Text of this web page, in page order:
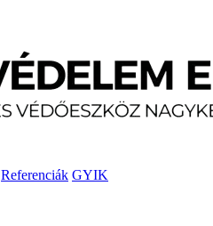
Referenciák GYIK